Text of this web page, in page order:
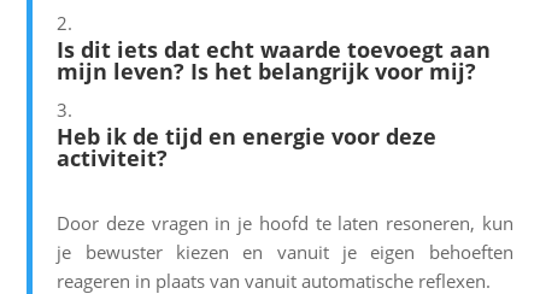
Is dit iets dat echt waarde toevoegt aan
mijn leven? Is het belangrijk voor mij?
Heb ik de tijd en energie voor deze
activiteit?
Door deze vragen in je hoofd te laten resoneren, kun
je bewuster kiezen en vanuit je eigen behoeften
reageren in plaats van vanuit automatische reflexen.